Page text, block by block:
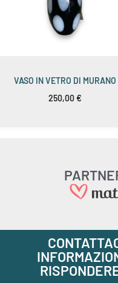
VASO IN VETRO DI MURANO
250,00€